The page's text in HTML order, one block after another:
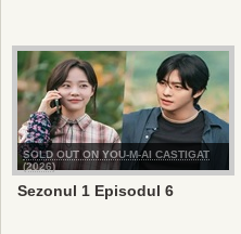
SOLD OUT ON YOU-M-AI CASTIGAT
(2026)
Sezonul 1 Episodul 6